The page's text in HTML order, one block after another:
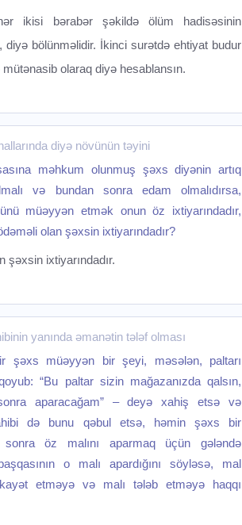
ikisi bərabər şəkildə ölüm hadisəsinin
diyə bölünməlidir. İkinci surətdə ehtiyat budur
olaraq diyə hesablansın.
diyə növünün təyini
məhkum olunmuş şəxs diyənin artıq
və bundan sonra edam olmalıdırsa,
müəyyən etmək onun öz ixtiyarındadır,
olan şəxsin ixtiyarındadır?
şəxsin ixtiyarındadır.
yanında əmanətin tələf olması
şəxs müəyyən bir şeyi, məsələn, paltarı
“Bu paltar sizin mağazanızda qalsın,
aparacağam” – deyə xahiş etsə və
də bunu qəbul etsə, həmin şəxs bir
sonra öz malını aparmaq üçün gələndə
o malı apardığını söyləsə, mal
etməyə və malı tələb etməyə haqqı